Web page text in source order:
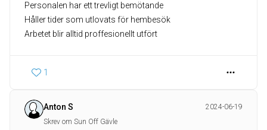
Personalen har ett trevligt bemötande
Håller tider som utlovats för hembesök
Arbetet blir alltid proffesionellt utfört
1
Anton S
2024-06-19
Skrev om Sun Off Gävle